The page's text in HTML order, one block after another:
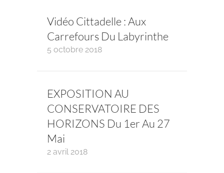
Vidéo Cittadelle : Aux
Carrefours Du Labyrinthe
5 octobre 2018
EXPOSITION AU
CONSERVATOIRE DES
HORIZONS Du 1er Au 27
Mai
2 avril 2018